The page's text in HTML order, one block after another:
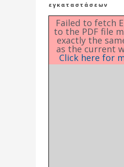
εγκαταστάσεων
Failed to fetch
to the PDF file
exactly the
as the current
Click here for